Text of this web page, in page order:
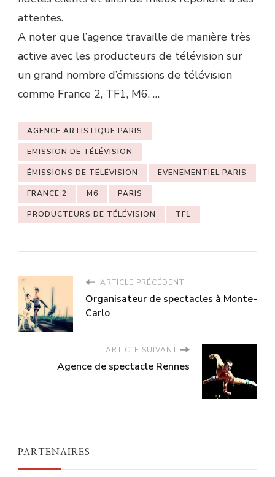
attentes.
A noter que l’agence travaille de manière très
active avec les producteurs de télévision sur
un grand nombre d’émissions de télévision
comme France 2, TF1, M6, …
AGENCE ARTISTIQUE PARIS
EMISSION DE TÉLÉVISION
ÉMISSIONS DE TÉLÉVISION EVENEMENTIEL PARIS
FRANCE 2 M6 PARIS
PRODUCTEURS DE TÉLÉVISION TF1
ARTICLE PRÉCÉDENT
Organisateur de spectacles à Monte-
Carlo
ARTICLE SUIVANT
Agence de spectacle Rennes
PARTENAIRES